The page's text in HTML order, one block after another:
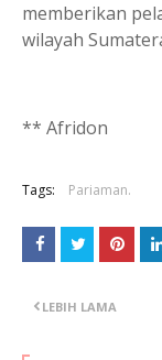
memberikan
wilayah
** Afridon
Tags: Pariaman.
LEBIH LAMA